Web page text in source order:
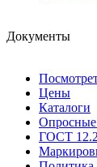
Документы
Цены
Каталоги
ГОСТ